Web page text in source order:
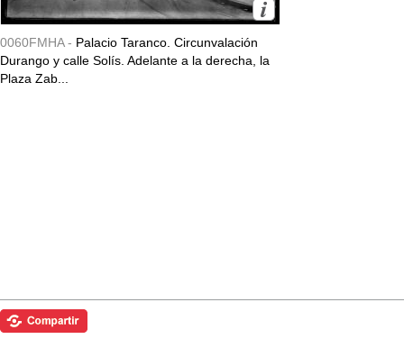
0060FMHA - Palacio Taranco. Circunvalación
Durango y calle Solís. Adelante a la derecha, la
Plaza Zab...